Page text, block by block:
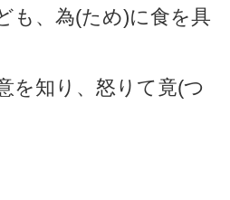
も、為(ため)に食を具
を知り、怒りて竟(つ